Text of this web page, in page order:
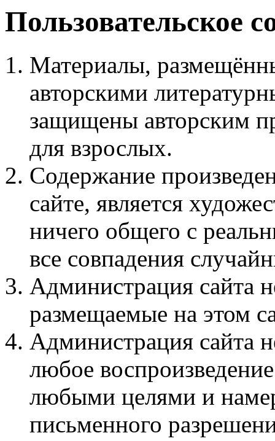
Пользовательское
Материалы,
авторскими
защищены авторским
для взрослых.
Содержание
сайте, является
ничего общего с
все совпадения
Администрация сайта
размещаемые на этом
Администрация сайта
любое
любыми целями и
письменного